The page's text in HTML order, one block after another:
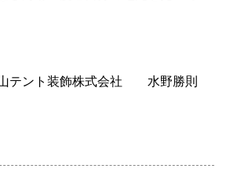
会社 水野勝則